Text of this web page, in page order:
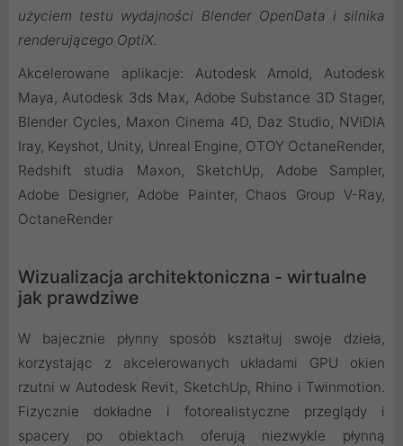
użyciem testu wydajności Blender OpenData i silnika
renderującego OptiX.
Akcelerowane aplikacje: Autodesk Arnold, Autodesk
Maya, Autodesk 3ds Max, Adobe Substance 3D Stager,
Blender Cycles, Maxon Cinema 4D, Daz Studio, NVIDIA
Iray, Keyshot, Unity, Unreal Engine, OTOY OctaneRender,
Redshift studia Maxon, SketchUp, Adobe Sampler,
Adobe Designer, Adobe Painter, Chaos Group V-Ray,
OctaneRender
Wizualizacja architektoniczna - wirtualne
jak prawdziwe
W bajecznie płynny sposób kształtuj swoje dzieła,
korzystając z akcelerowanych układami GPU okien
rzutni w Autodesk Revit, SketchUp, Rhino i Twinmotion.
Fizycznie dokładne i fotorealistyczne przeglądy i
spacery po obiektach oferują niezwykle płynną